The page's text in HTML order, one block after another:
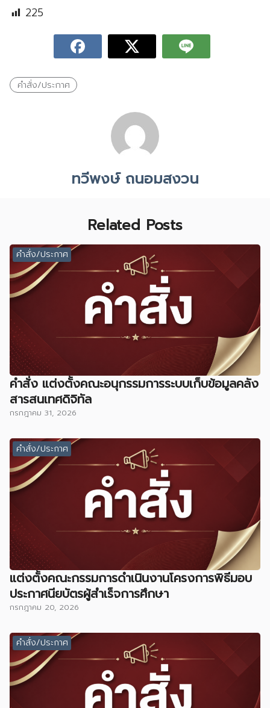
225
คำสั่ง/ประกาศ
ทวีพงษ์ ถนอมสงวน
Related Posts
คำสั่ง/ประกาศ
คำสั่ง แต่งตั้งคณะอนุกรรมการระบบเก็บข้อมูลคลัง
สารสนเทศดิจิทัล
กรกฎาคม 31, 2026
คำสั่ง/ประกาศ
แต่งตั้งคณะกรรมการดำเนินงานโครงการพิธีมอบ
ประกาศนียบัตรผู้สำเร็จการศึกษา
กรกฎาคม 20, 2026
คำสั่ง/ประกาศ